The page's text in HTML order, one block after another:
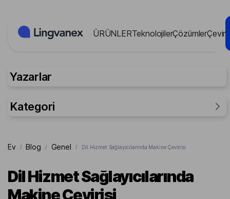
ÜRÜNLERTeknolojilerÇözümlerÇevir
Yazarlar
Kategori
Araştırma
İnsanlar için
Davalar
Ev / Blog / Genel / Dil Hizmet Sağlayıcılarında Makine Çevirisi
Dil Hizmet Sağlayıcılarında
Makine Çevirisi